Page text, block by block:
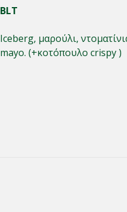
BLT
Iceberg, μαρούλι,
mayo. (+κοτόπουλο crispy )